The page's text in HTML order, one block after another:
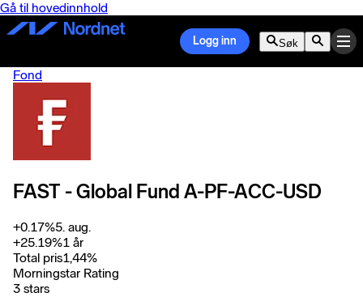
Gå til hovedinnhold
Logg inn Søk
Fond
FAST - Global Fund A-PF-ACC-USD
+0.17%5. aug.
+25.19%1 år
Total pris1,44%
Morningstar Rating
3 stars